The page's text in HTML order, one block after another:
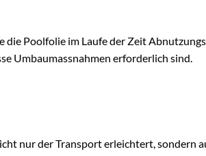
Poolfolie im Laufe der Zeit
Umbaumassnahmen erforderlich sind.
nur der Transport erleichtert, sondern